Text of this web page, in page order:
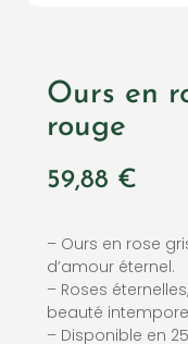
Ours en
rouge
59,88 €
– Ours en rose
d’amour éternel.
– Roses
beauté
– Disponible en